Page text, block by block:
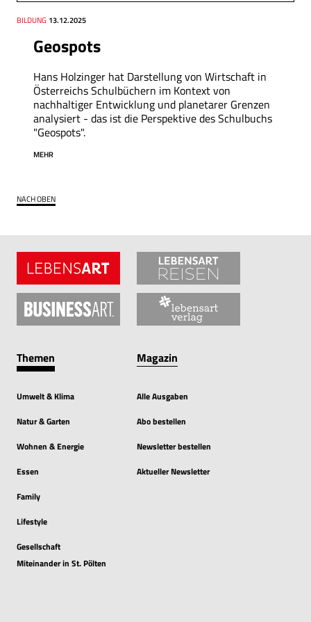
Geospots
Thema
BILDUNG
Datum 13.12.2025
Hans Holzinger hat Darstellung von Wirtschaft in
Österreichs Schulbüchern im Kontext von
nachhaltiger Entwicklung und planetarer Grenzen
analysiert - das ist die Perspektive des Schulbuchs
"Geospots".
MEHR
NACH OBEN
Themen
Umwelt & Klima
Natur & Garten
Wohnen & Energie
Essen
Family
Lifestyle
Gesellschaft
Miteinander in St. Pölten
Magazin
Alle Ausgaben
Abo bestellen
Newsletter bestellen
Aktueller Newsletter